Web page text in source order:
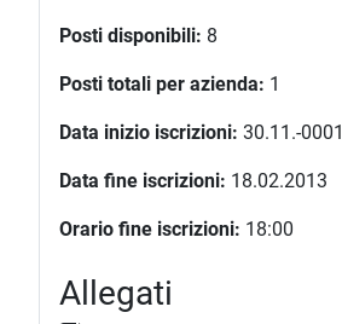
Posti disponibili: 8
Posti totali per azienda: 1
Data inizio iscrizioni: 30.11.-0001
Data fine iscrizioni: 18.02.2013
Orario fine iscrizioni: 18:00
Allegati